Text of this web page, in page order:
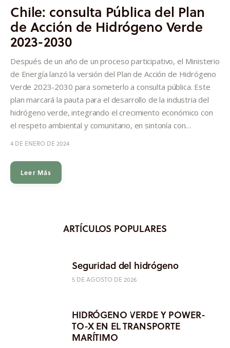
Proyectos
Informes
Quiénes somos
Chile: consulta Pública del Plan
de Acción de Hidrógeno Verde
2023-2030
Después de un año de un proceso participativo, el Ministerio
de Energía lanzó la versión del Plan de Acción de Hidrógeno
Verde 2023-2030 para someterlo a consulta pública. Este
plan marcará la pauta para el desarrollo de la industria del
hidrógeno verde, integrando el crecimiento económico con
el respeto ambiental y comunitario, en sintonía con…
4 DE ENERO DE 2024
Leer Más
ARTÍCULOS POPULARES
Seguridad del hidrógeno
5 DE AGOSTO DE 2026
HIDRÓGENO VERDE Y POWER-
TO-X EN EL TRANSPORTE
MARÍTIMO